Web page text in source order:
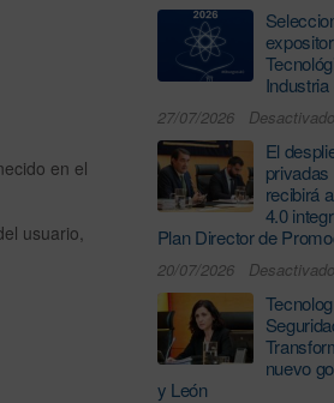
en el
usuario,
27/07/2026 Desactivado
El
recibirá
4.0
Plan Director de
20/07/2026 Desactivado
nuevo
y León